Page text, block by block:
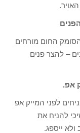
החום מורחים
– להצר פנים
אפ.
לפני המייק אפ
להניח את
ייספג.